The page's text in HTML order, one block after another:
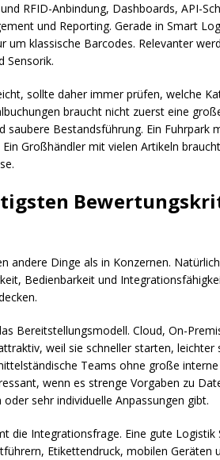
RFID-Anbindung, Dashboards, API-
und Reporting. Gerade in Smart
um klassische Barcodes. Relevanter
Sensorik.
sollte daher immer prüfen, welche
braucht nicht zuerst eine
saubere Bestandsführung. Ein
Großhändler mit vielen Artikeln
andere Dinge als in Konzernen.
Bedienbarkeit und
Bereitstellungsmodell. Cloud, On-
weil sie schneller starten, leichter
Teams ohne große
wenn es strenge Vorgaben zu
sehr individuelle Anpassungen gibt.
die Integrationsfrage. Eine gute Logistik
Etikettendruck, mobilen Geräten